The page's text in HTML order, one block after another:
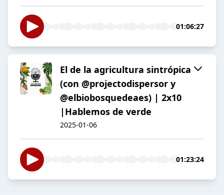
01:06:27
El de la agricultura sintrópica
(con @projectodispersor y
@elbiobosquedeaes) | 2x10
|Hablemos de verde
2025-01-06
01:23:24